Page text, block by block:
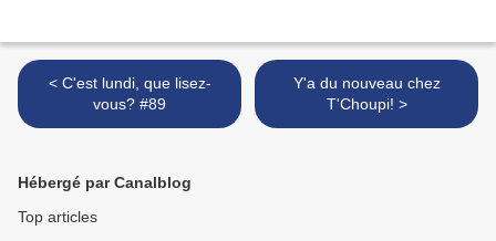
< C'est lundi, que lisez-
vous? #89
Y'a du nouveau chez
T'Choupi! >
Hébergé par Canalblog
Top articles